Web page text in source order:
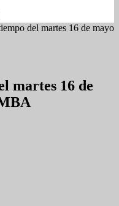
del martes 16 de mayo
martes 16 de